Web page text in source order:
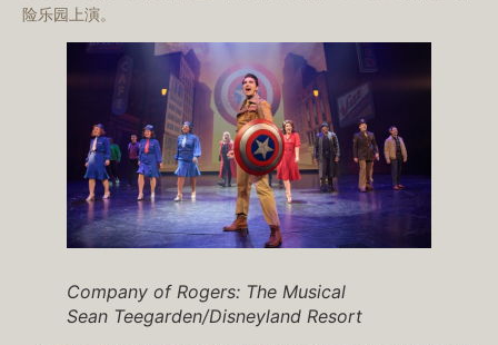
险乐园上演。
Company of Rogers: The Musical
Sean Teegarden/Disneyland Resort